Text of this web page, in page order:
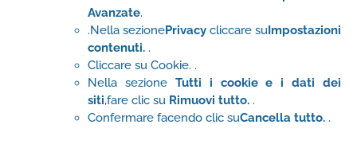
Avanzate.
.Nella sezionePrivacy cliccare suImpostazioni
contenuti. .
Cliccare su Cookie. .
Nella sezione Tutti i cookie e i dati dei
siti,fare clic su Rimuovi tutto. .
Confermare facendo clic suCancella tutto. .